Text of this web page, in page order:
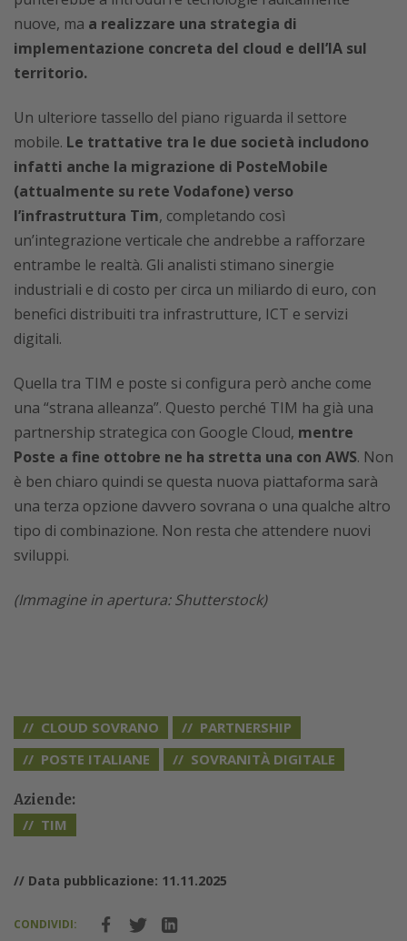
nuove, ma a realizzare una strategia di
implementazione concreta del cloud e dell’IA sul
territorio.
Un ulteriore tassello del piano riguarda il settore
mobile. Le trattative tra le due società includono
infatti anche la migrazione di PosteMobile
(attualmente su rete Vodafone) verso
l’infrastruttura Tim, completando così
un’integrazione verticale che andrebbe a rafforzare
entrambe le realtà. Gli analisti stimano sinergie
industriali e di costo per circa un miliardo di euro, con
benefici distribuiti tra infrastrutture, ICT e servizi
digitali.
Quella tra TIM e poste si configura però anche come
una “strana alleanza”. Questo perché TIM ha già una
partnership strategica con Google Cloud, mentre
Poste a fine ottobre ne ha stretta una con AWS. Non
è ben chiaro quindi se questa nuova piattaforma sarà
una terza opzione davvero sovrana o una qualche altro
tipo di combinazione. Non resta che attendere nuovi
sviluppi.
(Immagine in apertura: Shutterstock)
CLOUD SOVRANO
PARTNERSHIP
POSTE ITALIANE
SOVRANITÀ DIGITALE
Aziende:
TIM
// Data pubblicazione: 11.11.2025
CONDIVIDI: